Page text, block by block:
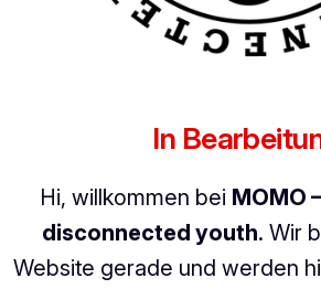
In
Hi, willkommen bei MOMO
disconnected youth. Wir
Website gerade und werden